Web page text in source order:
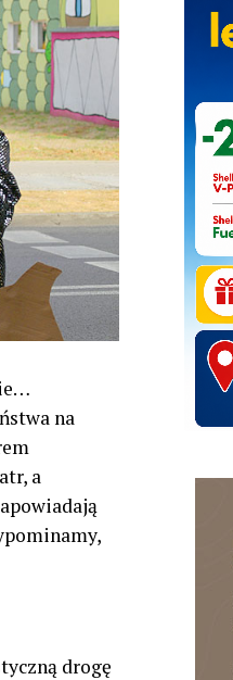
na
a
drogę